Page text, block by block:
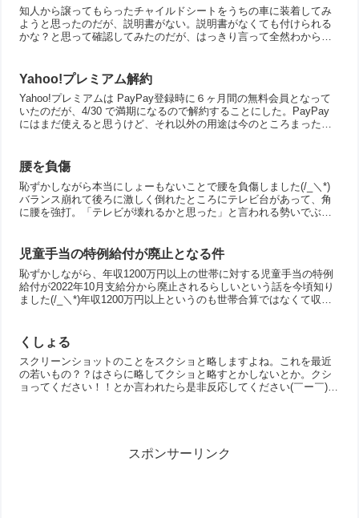
知人から譲ってもらったチャイルドシートをうちの車に装着してみ
ようと思ったのだが、説明書がない。説明書がなくても付けられる
かな？と思って確認してみたのだが、はっきり言って全然わからな
Yahoo!プレミアム解約
Yahoo!プレミアムは PayPay登録時に６ヶ月間の無料会員となって
いたのだが、4/30 で満期になるので解約することにした。PayPay
にはまだ使えると思うけど、それ以外の用途は今のところまったく
腰を負傷
恥ずかしながら本当にしょーもないことで腰を負傷しました(/_＼*)
バランス崩れて後ろに激しく倒れたところにテレビ台があって、角
に腰を強打。「テレビが壊れるかと思った」と言われる勢いでぶつ
児童手当の特例給付が廃止となる件
恥ずかしながら、年収1200万円以上の世帯に対する児童手当の特例
給付が2022年10月支給分から廃止されるらしいという話を今頃知り
ました(/_＼*)年収1200万円以上というのも世帯合算ではなくて収入
くしょる
スクリーンショットのことをスクショと略しますよね。これを最近
の若いもの？？はさらに略してクショと略すとかしないとか。クシ
ョってください！！とか言われたら是非反応してください(￣ー￣)流
スポンサーリンク